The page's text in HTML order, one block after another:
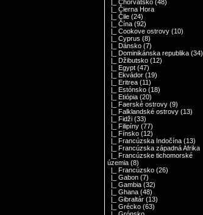
|_ Chorvátsko (48)
|_ Čierna Hora
|_ Čile (24)
|_ Čína (92)
|_ Cookove ostrovy (10)
|_ Cyprus (8)
|_ Dánsko (7)
|_ Dominikánska republika (34)
|_ Džibutsko (12)
|_ Egypt (47)
|_ Ekvádor (19)
|_ Eritrea (11)
|_ Estónsko (18)
|_ Etiópia (20)
|_ Faerské ostrovy (9)
|_ Falklandské ostrovy (13)
|_ Fidži (33)
|_ Filipíny (77)
|_ Fínsko (12)
|_ Francúzska Indočína (13)
|_ Francúzska západná Afrika
|_ Francúzske tichomorské
územia (8)
|_ Francúzsko (26)
|_ Gabon (7)
|_ Gambia (32)
|_ Ghana (48)
|_ Gibraltár (13)
|_ Grécko (63)